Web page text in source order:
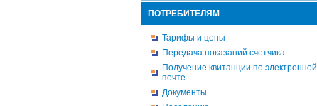
ПОТРЕБИТЕЛЯМ
Тарифы и цены
Передача показаний счетчика
Получение квитанции по электронной
почте
Документы